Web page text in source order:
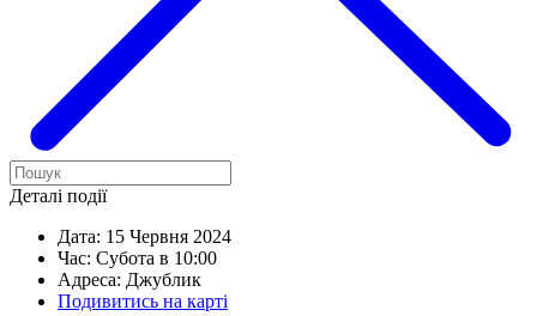
Деталі події
Дата: 15 Червня 2024
Час: Субота в 10:00
Адреса: Джублик
Подивитись на карті